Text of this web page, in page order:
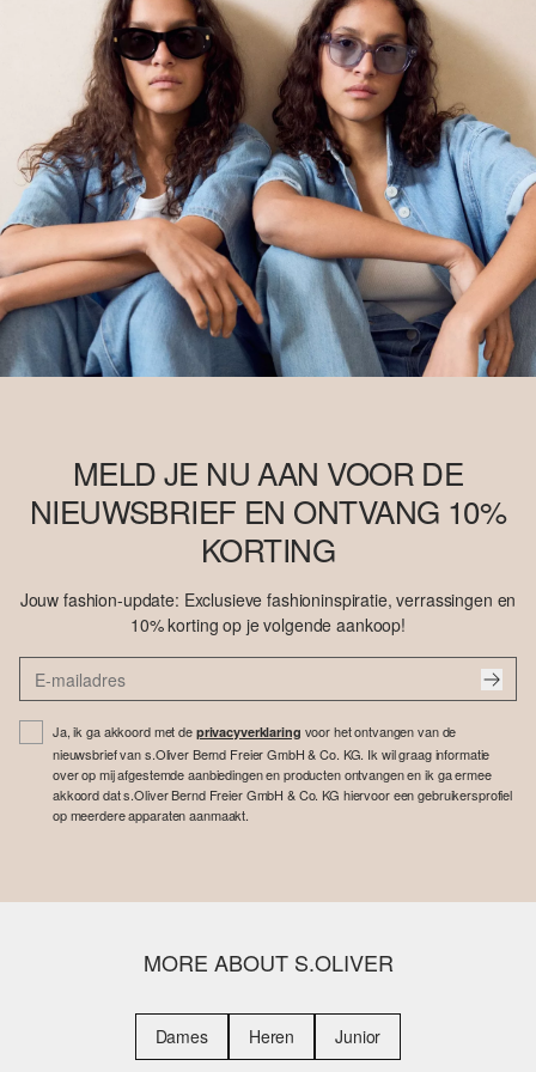
MELD JE NU AAN VOOR DE
NIEUWSBRIEF EN ONTVANG 10%
KORTING
Jouw fashion-update: Exclusieve fashioninspiratie, verrassingen en
10% korting op je volgende aankoop!
Ja, ik ga akkoord met de privacyverklaring voor het ontvangen van de
nieuwsbrief van s.Oliver Bernd Freier GmbH & Co. KG. Ik wil graag informatie
over op mij afgestemde aanbiedingen en producten ontvangen en ik ga ermee
akkoord dat s.Oliver Bernd Freier GmbH & Co. KG hiervoor een gebruikersprofiel
op meerdere apparaten aanmaakt.
MORE ABOUT S.OLIVER
Dames Heren Junior